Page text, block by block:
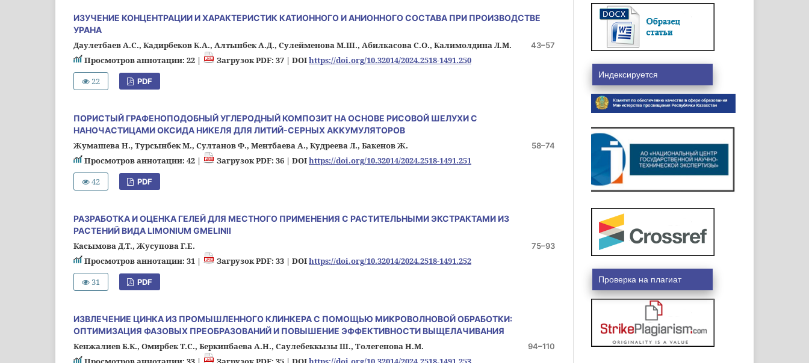
ИЗУЧЕНИЕ КОНЦЕНТРАЦИИ И ХАРАКТЕРИСТИК КАТИОННОГО И АНИОННОГО СОСТАВА ПРИ ПРОИЗВОДСТВЕ
УРАНА
Даулетбаев А.С., Кадирбеков К.А., Алтынбек А.Д., Сулейменова М.Ш., Абилкасова С.О., Калимолдина Л.М. 43–57
Просмотров аннотации: 22 | Загрузок PDF: 37 | DOIhttps://doi.org/10.32014/2024.2518-1491.250
22
PDF
ПОРИСТЫЙ ГРАФЕНОПОДОБНЫЙ УГЛЕРОДНЫЙ КОМПОЗИТ НА ОСНОВЕ РИСОВОЙ ШЕЛУХИ С
НАНОЧАСТИЦАМИ ОКСИДА НИКЕЛЯ ДЛЯ ЛИТИЙ-СЕРНЫХ АККУМУЛЯТОРОВ
Жумашева Н., Турсынбек М., Султанов Ф., Ментбаева А., Кудреева Л., Бакенов Ж. 58–74
Просмотров аннотации: 42 | Загрузок PDF: 36 | DOIhttps://doi.org/10.32014/2024.2518-1491.251
42
PDF
РАЗРАБОТКА И ОЦЕНКА ГЕЛЕЙ ДЛЯ МЕСТНОГО ПРИМЕНЕНИЯ С РАСТИТЕЛЬНЫМИ ЭКСТРАКТАМИ ИЗ
РАСТЕНИЙ ВИДА LIMONIUM GMELINII
Касымова Д.Т., Жусупова Г.Е. 75–93
Просмотров аннотации: 31 | Загрузок PDF: 33 | DOIhttps://doi.org/10.32014/2024.2518-1491.252
31
PDF
ИЗВЛЕЧЕНИЕ ЦИНКА ИЗ ПРОМЫШЛЕННОГО КЛИНКЕРА С ПОМОЩЬЮ МИКРОВОЛНОВОЙ ОБРАБОТКИ:
ОПТИМИЗАЦИЯ ФАЗОВЫХ ПРЕОБРАЗОВАНИЙ И ПОВЫШЕНИЕ ЭФФЕКТИВНОСТИ ВЫЩЕЛАЧИВАНИЯ
Кенжалиев Б.К., Омирбек Т.С., Беркинбаева А.Н., Саулебеккызы Ш., Толегенова Н.М. 94–110
Индексируется
Проверка на плагиат